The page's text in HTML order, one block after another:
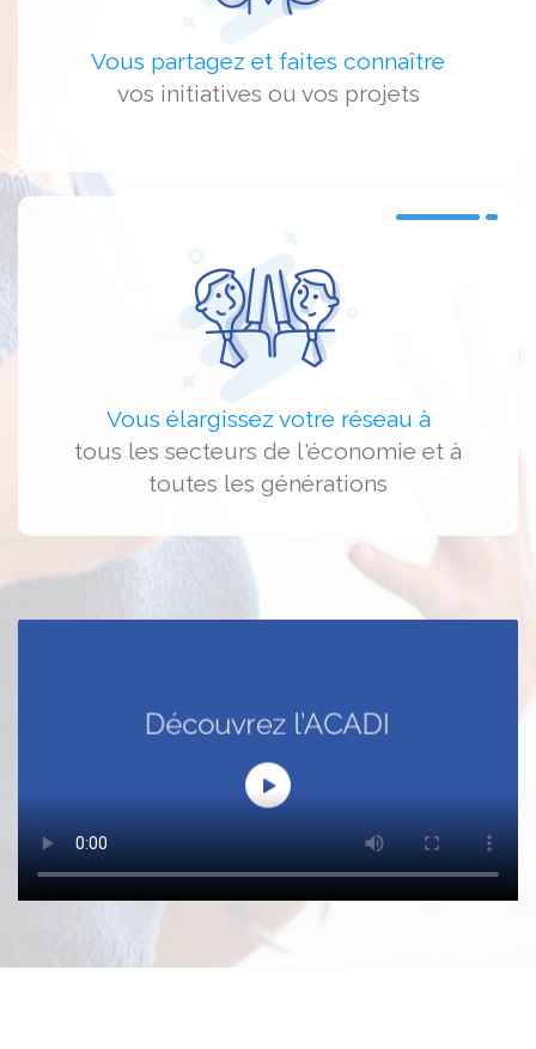
Vous partagez et faites connaître
vos initiatives ou vos projets
Vous élargissez votre réseau à
tous les secteurs de l'économie et à
toutes les générations